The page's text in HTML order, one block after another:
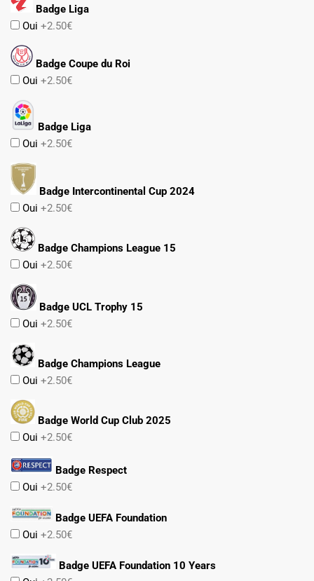
Badge Liga
Oui +2.50€
Badge Coupe du Roi
Oui +2.50€
Badge Liga
Oui +2.50€
Badge Intercontinental Cup 2024
Oui +2.50€
Badge Champions League 15
Oui +2.50€
Badge UCL Trophy 15
Oui +2.50€
Badge Champions League
Oui +2.50€
Badge World Cup Club 2025
Oui +2.50€
Badge Respect
Oui +2.50€
Badge UEFA Foundation
Oui +2.50€
Badge UEFA Foundation 10 Years